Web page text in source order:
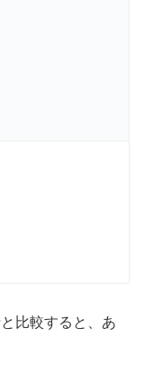
比較すると、あ